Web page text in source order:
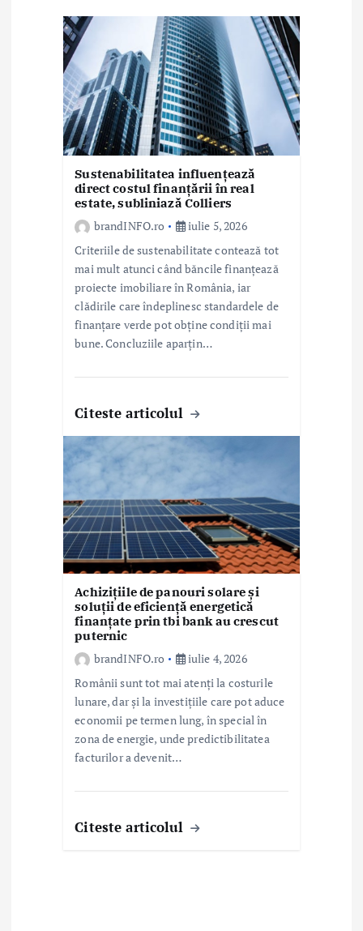
Sustenabilitatea influențează
direct costul finanțării în real
estate, subliniază Colliers
brandINFO.ro
iulie 5, 2026
Criteriile de sustenabilitate contează tot
mai mult atunci când băncile finanțează
proiecte imobiliare în România, iar
clădirile care îndeplinesc standardele de
finanțare verde pot obține condiții mai
bune. Concluziile aparțin…
Citeste articolul
Achizițiile de panouri solare și
soluții de eficiență energetică
finanțate prin tbi bank au crescut
puternic
brandINFO.ro
iulie 4, 2026
Românii sunt tot mai atenți la costurile
lunare, dar și la investițiile care pot aduce
economii pe termen lung, în special în
zona de energie, unde predictibilitatea
facturilor a devenit…
Citeste articolul